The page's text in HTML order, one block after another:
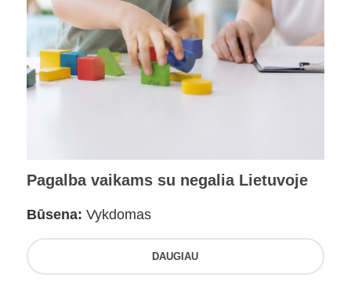
Pagalba vaikams su negalia Lietuvoje
Būsena: Vykdomas
DAUGIAU